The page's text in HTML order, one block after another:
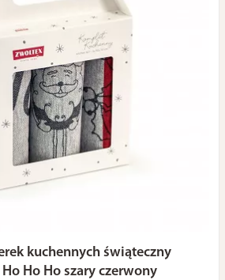
kuchennych świąteczny
Ho Ho Ho szary czerwony